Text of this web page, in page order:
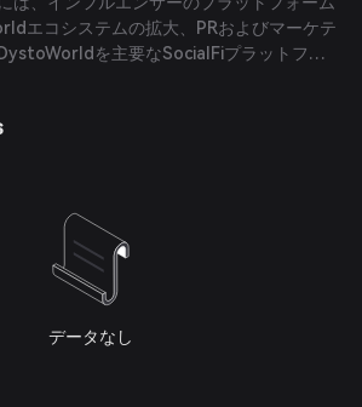
エコシステムの拡大、PRおよびマーケテ
を主要なSocialFiプラットフォ
とを目指した取り組みが含まれます。さら
データなし